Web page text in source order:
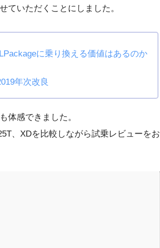
ていただくことにしました。
に乗り換える価値はあるのか
年次改良
体感できました。
、XDを比較しながら試乗レビューをお